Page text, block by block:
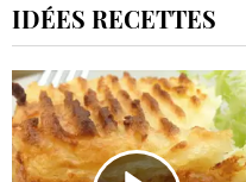
IDÉES RECETTES